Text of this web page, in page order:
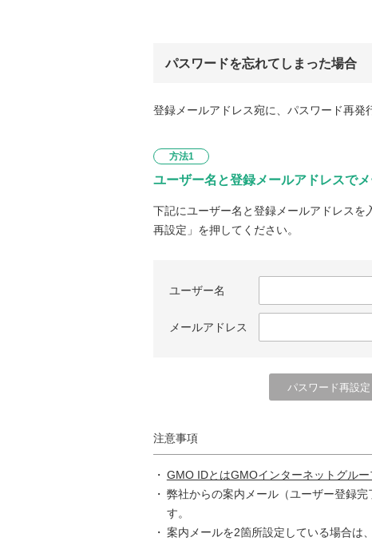
パスワードを忘れてしまった場合
登録メールアドレス宛に、パスワード再発
方法1
ユーザー名と登録メールアドレスで
下記にユーザー名と登録メールアドレスを
再設定」を押してください。
ユーザー名
メールアドレス
注意事項
GMO IDとはGMOインターネットグルー
弊社からの案内メール（ユーザー登録
す。
案内メールを2箇所設定している場合は